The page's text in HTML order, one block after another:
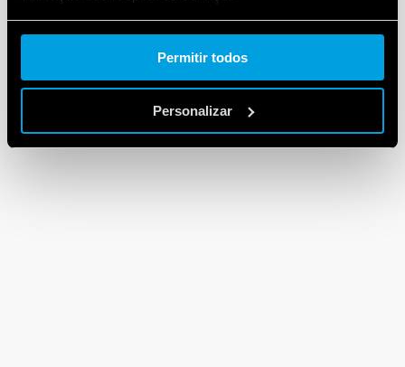
Cookie policy.
Permitir todos
Personalizar